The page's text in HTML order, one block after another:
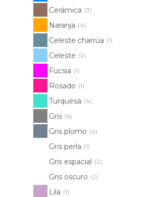
Cerámica (3)
Naranja (4)
Celeste charrúa (1)
Celeste (2)
Fucsia (1)
Rosado (1)
Turquesa (4)
Gris (6)
Gris plomo (4)
Gris perla (1)
Gris espacial (2)
Gris oscuro (2)
Lila (1)